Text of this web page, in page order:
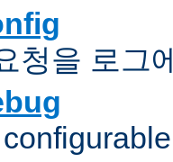
청을 로그